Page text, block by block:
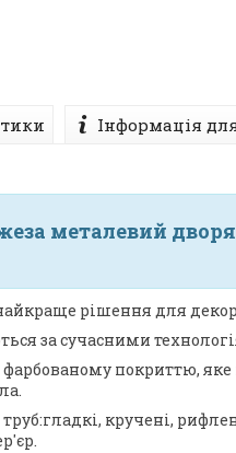
Інформація
металевий
рішення для
за сучасними
покриттю, яке
кручені,